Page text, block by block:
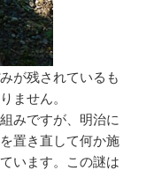
が残されているも
ません。
みですが、明治に
置き直して何か施
います。この謎は